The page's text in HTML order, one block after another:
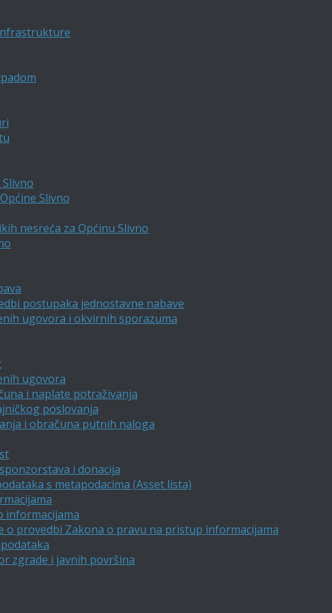
Slivno
nesreća za Općinu Slivno
postupaka jednostavne nabave
ugovora i okvirnih sporazuma
ugovora
i naplate potraživanja
poslovanja
i obračuna putnih naloga
i donacija
s metapodacima (Asset lista)
informacijama
o provedbi Zakona o pravu na pristup informacijama
zgrade i javnih površina